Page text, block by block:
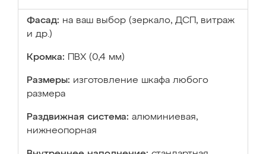
Фасад: на ваш выбор (зеркало, ДСП, витраж
и др.)
Кромка: ПВХ (0,4 мм)
Размеры: изготовление шкафа любого
размера
Раздвижная система: алюминиевая,
нижнеопорная